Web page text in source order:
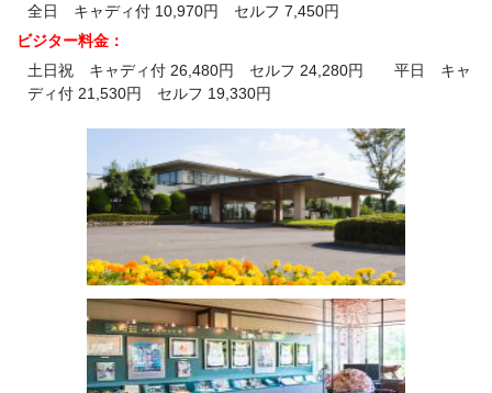
全日 キャディ付 10,970円 セルフ 7,450円
ビジター料金：
土日祝 キャディ付 26,480円 セルフ 24,280円 平日 キャ
ディ付 21,530円 セルフ 19,330円